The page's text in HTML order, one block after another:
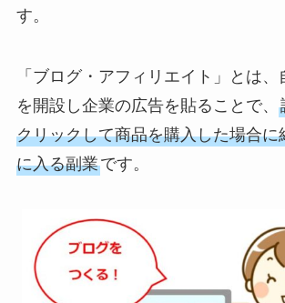
す。
「ブログ・アフィリエイト」とは
を開設し企業の広告を貼ることで、
クリックして商品を購入した場合に
に入る副業です。